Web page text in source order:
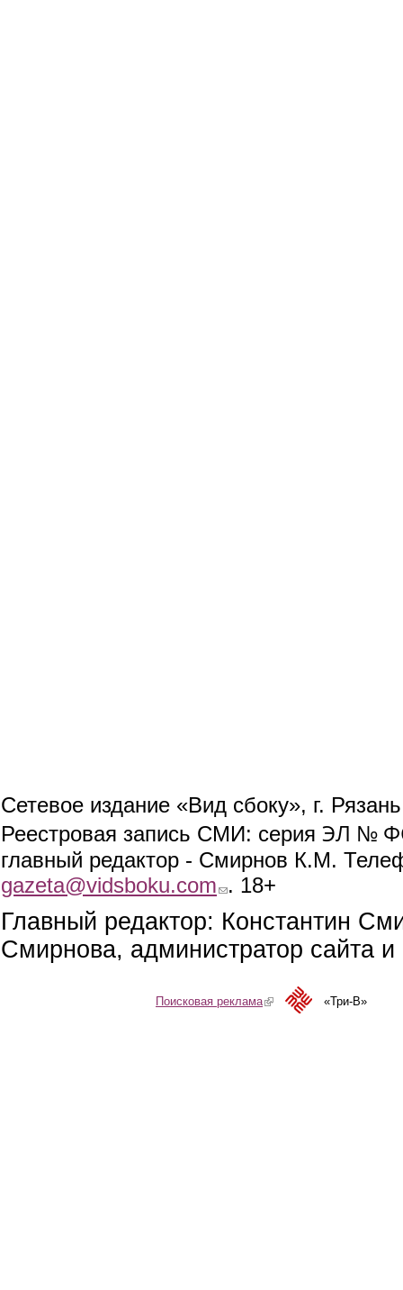
Сетевое издание «Вид сбоку», г.
Реестровая запись СМИ: серия ЭЛ №
главный редактор - Смирнов К.М.
gazeta@vidsboku.com (link sends e-mail)
. 18+
Главный редактор: Константин
Смирнова, администратор сайта
Поисковая реклама(link is external)«Три-В»